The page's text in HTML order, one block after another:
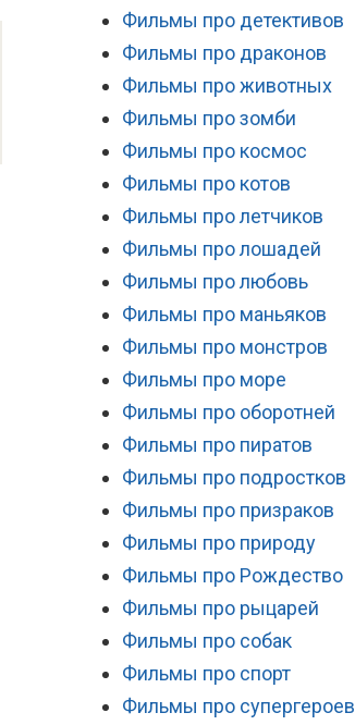
Фильмы про детективов
Фильмы про драконов
Фильмы про животных
Фильмы про зомби
Фильмы про космос
Фильмы про котов
Фильмы про летчиков
Фильмы про лошадей
Фильмы про любовь
Фильмы про маньяков
Фильмы про монстров
Фильмы про море
Фильмы про оборотней
Фильмы про пиратов
Фильмы про подростков
Фильмы про призраков
Фильмы про природу
Фильмы про Рождество
Фильмы про рыцарей
Фильмы про собак
Фильмы про спорт
Фильмы про супергероев